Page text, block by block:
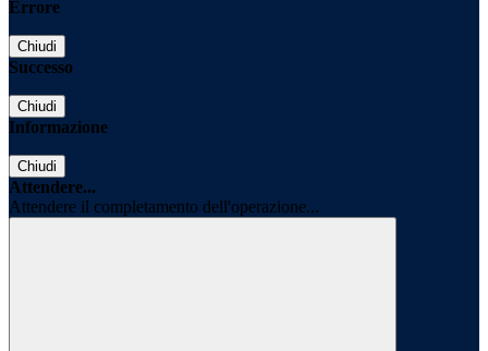
Errore
Chiudi
Successo
Chiudi
Informazione
Chiudi
Attendere...
Attendere il completamento dell'operazione...